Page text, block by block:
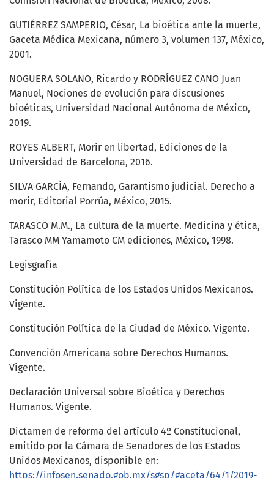
GUTIÉRREZ SAMPERIO, César, La bioética ante la muerte,
Gaceta Médica Mexicana, número 3, volumen 137, México,
2001.
NOGUERA SOLANO, Ricardo y RODRÍGUEZ CANO Juan
Manuel, Nociones de evolución para discusiones
bioéticas, Universidad Nacional Autónoma de México,
2019.
ROYES ALBERT, Morir en libertad, Ediciones de la
Universidad de Barcelona, 2016.
SILVA GARCÍA, Fernando, Garantismo judicial. Derecho a
morir, Editorial Porrúa, México, 2015.
TARASCO M.M., La cultura de la muerte. Medicina y ética,
Tarasco MM Yamamoto CM ediciones, México, 1998.
Legisgrafía
Constitución Política de los Estados Unidos Mexicanos.
Vigente.
Constitución Política de la Ciudad de México. Vigente.
Convención Americana sobre Derechos Humanos.
Vigente.
Declaración Universal sobre Bioética y Derechos
Humanos. Vigente.
Dictamen de reforma del artículo 4º Constitucional,
emitido por la Cámara de Senadores de los Estados
Unidos Mexicanos, disponible en:
https://infosen.senado.gob.mx/sgsp/gaceta/64/1/2019-